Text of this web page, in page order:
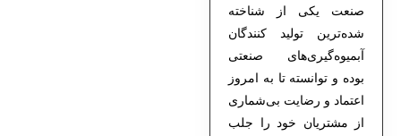
صنعت یکی از شناخته‌
شده‌ترین تولید کنندگان
آبمیوه‌گیری‌های صنعتی
بوده و توانسته تا به امروز
اعتماد و رضایت‌ بی‌شماری
از مشتریان خود را جلب